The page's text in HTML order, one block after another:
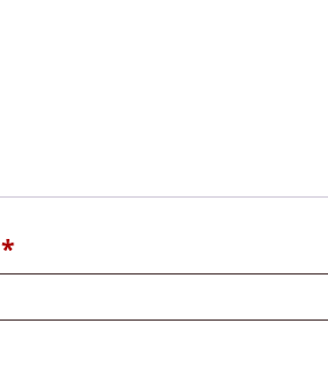
*Påkrævet